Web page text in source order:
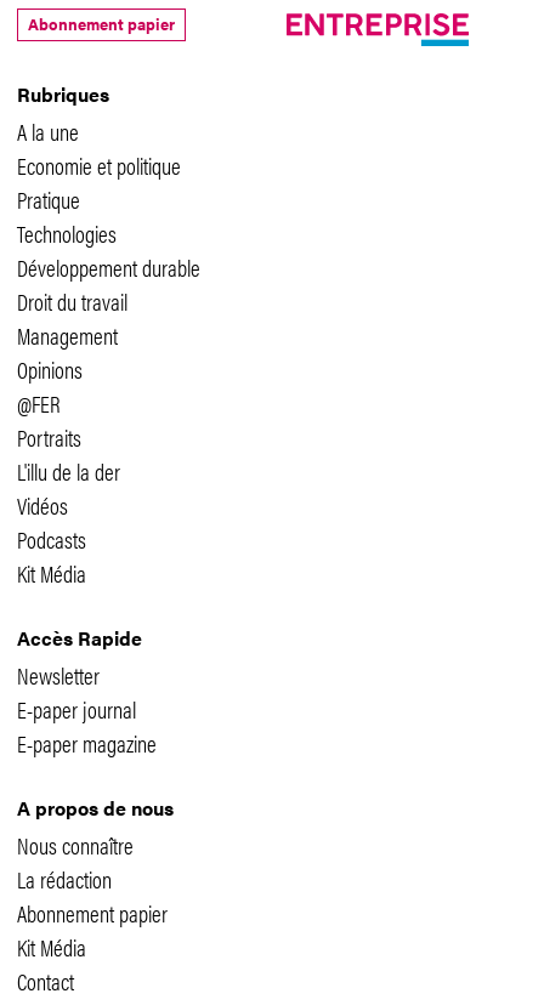
Rubriques
A la une
Economie et politique
Pratique
Technologies
Développement durable
Droit du travail
Management
Opinions
@FER
Portraits
L'illu de la der
Vidéos
Podcasts
Kit Média
Accès Rapide
Newsletter
E-paper journal
E-paper magazine
A propos de nous
Nous connaître
La rédaction
Abonnement papier
Kit Média
Contact
Abonnement papier